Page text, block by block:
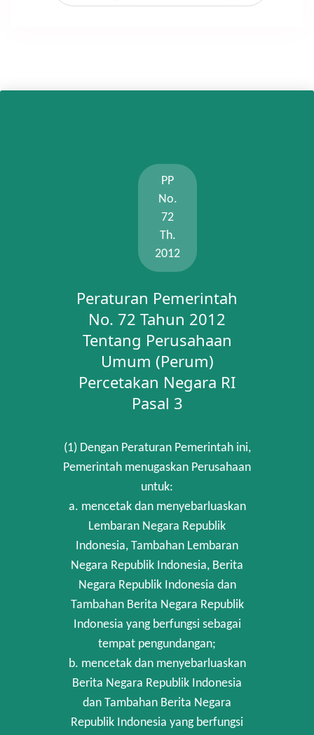
PP
No.
72
Th.
2012
Peraturan Pemerintah
No. 72 Tahun 2012
Tentang Perusahaan
Umum (Perum)
Percetakan Negara RI
Pasal 3
(1) Dengan Peraturan Pemerintah ini,
Pemerintah menugaskan Perusahaan
untuk:
a. mencetak dan menyebarluaskan
Lembaran Negara Republik
Indonesia, Tambahan Lembaran
Negara Republik Indonesia, Berita
Negara Republik Indonesia dan
Tambahan Berita Negara Republik
Indonesia yang berfungsi sebagai
tempat pengundangan;
b. mencetak dan menyebarluaskan
Berita Negara Republik Indonesia
dan Tambahan Berita Negara
Republik Indonesia yang berfungsi